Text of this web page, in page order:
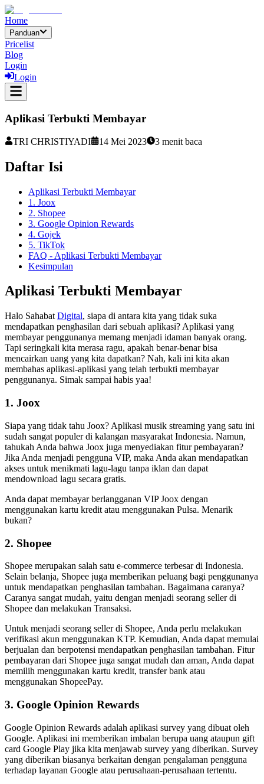
Home
Panduan
Pricelist
Blog
Login
Login
Aplikasi Terbukti Membayar
TRI CHRISTIYADI 14 Mei 2023 3 menit baca
Daftar Isi
Aplikasi Terbukti Membayar
1. Joox
2. Shopee
3. Google Opinion Rewards
4. Gojek
5. TikTok
FAQ - Aplikasi Terbukti Membayar
Kesimpulan
Aplikasi Terbukti Membayar
Halo Sahabat Digital, siapa di antara kita yang tidak suka
mendapatkan penghasilan dari sebuah aplikasi? Aplikasi yang
membayar penggunanya memang menjadi idaman banyak orang.
Tapi seringkali kita merasa ragu, apakah benar-benar bisa
mencairkan uang yang kita dapatkan? Nah, kali ini kita akan
membahas aplikasi-aplikasi yang telah terbukti membayar
penggunanya. Simak sampai habis yaa!
1. Joox
Siapa yang tidak tahu Joox? Aplikasi musik streaming yang satu ini
sudah sangat populer di kalangan masyarakat Indonesia. Namun,
tahukah Anda bahwa Joox juga menyediakan fitur pembayaran?
Jika Anda menjadi pengguna VIP, maka Anda akan mendapatkan
akses untuk menikmati lagu-lagu tanpa iklan dan dapat
mendownload lagu secara gratis.
Anda dapat membayar berlangganan VIP Joox dengan
menggunakan kartu kredit atau menggunakan Pulsa. Menarik
bukan?
2. Shopee
Shopee merupakan salah satu e-commerce terbesar di Indonesia.
Selain belanja, Shopee juga memberikan peluang bagi penggunanya
untuk mendapatkan penghasilan tambahan. Bagaimana caranya?
Caranya sangat mudah, yaitu dengan menjadi seorang seller di
Shopee dan melakukan Transaksi.
Untuk menjadi seorang seller di Shopee, Anda perlu melakukan
verifikasi akun menggunakan KTP. Kemudian, Anda dapat memulai
berjualan dan berpotensi mendapatkan penghasilan tambahan. Fitur
pembayaran dari Shopee juga sangat mudah dan aman, Anda dapat
memilih menggunakan kartu kredit, transfer bank atau
menggunakan ShopeePay.
3. Google Opinion Rewards
Google Opinion Rewards adalah aplikasi survey yang dibuat oleh
Google. Aplikasi ini memberikan imbalan berupa uang ataupun gift
card Google Play jika kita menjawab survey yang diberikan. Survey
yang diberikan biasanya berkaitan dengan pengalaman pengguna
terhadap layanan Google atau perusahaan-perusahaan tertentu.